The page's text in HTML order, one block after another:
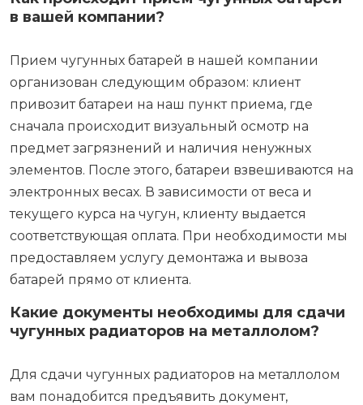
в вашей компании?
Прием чугунных батарей в нашей компании
организован следующим образом: клиент
привозит батареи на наш пункт приема, где
сначала происходит визуальный осмотр на
предмет загрязнений и наличия ненужных
элементов. После этого, батареи взвешиваются на
электронных весах. В зависимости от веса и
текущего курса на чугун, клиенту выдается
соответствующая оплата. При необходимости мы
предоставляем услугу демонтажа и вывоза
батарей прямо от клиента.
Какие документы необходимы для сдачи
чугунных радиаторов на металлолом?
Для сдачи чугунных радиаторов на металлолом
вам понадобится предъявить документ,